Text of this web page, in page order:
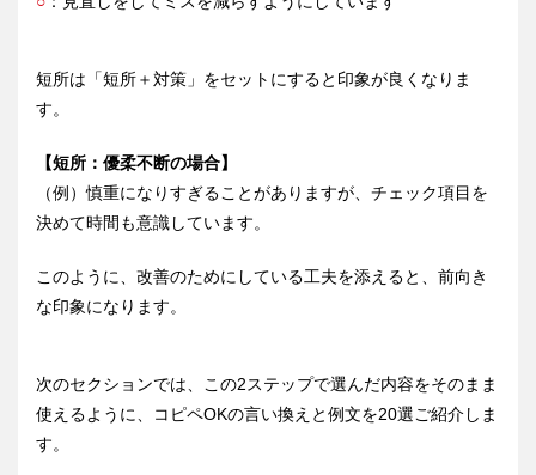
短所は「短所＋対策」をセットにすると印象が良くなりま
す。
【短所：優柔不断の場合】
（例）慎重になりすぎることがありますが、チェック項目を
決めて時間も意識しています。
このように、改善のためにしている工夫を添えると、前向き
な印象になります。
次のセクションでは、この2ステップで選んだ内容をそのまま
使えるように、コピペOKの言い換えと例文を20選ご紹介しま
す。